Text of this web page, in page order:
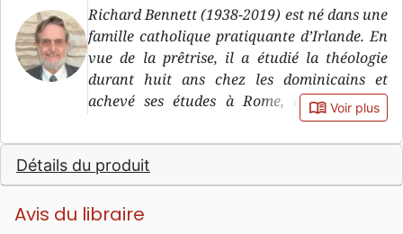
Richard Bennett (1938-2019) est né dans une
famille catholique pratiquante d’Irlande. En
vue de la prêtrise, il a étudié la théologie
durant huit ans chez les dominicains et
achevé ses études à Rome, à l’Université
Angelicum . Il a ensuite passé 20 ans à la tête
d’une paroisse à Trinité-et-Tobago. C’est en
1986 qu’il a connu le salut par grâce et
quitté l’Eglise catholique ainsi que la
prêtrise.
book_open Voir plus
Détails du produit
Avis du libraire